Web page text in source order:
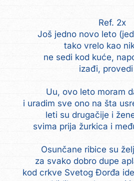
Ref. 2x
Još jedno novo leto
tako vrelo kao
ne sedi kod kuće,
izađi,
Uu, ovo leto moram
i uradim sve ono na šta
leti su drugačije i
svima prija žurkica i
Osunčane ribice su
za svako dobro dupe
kod crkve Svetog Đorđa